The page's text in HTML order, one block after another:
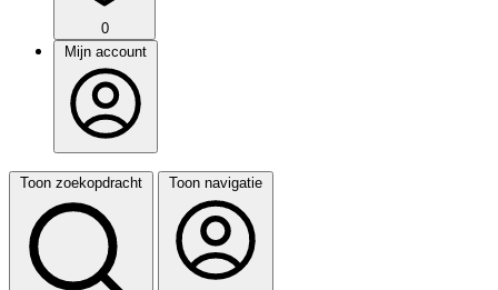
0
Mijn account
Toon zoekopdracht Toon navigatie